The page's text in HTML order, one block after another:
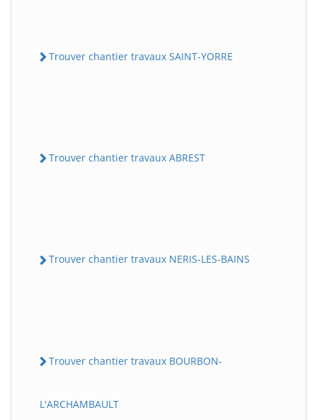
Trouver chantier travaux SAINT-YORRE
Trouver chantier travaux ABREST
Trouver chantier travaux NERIS-LES-BAINS
Trouver chantier travaux BOURBON-
L'ARCHAMBAULT